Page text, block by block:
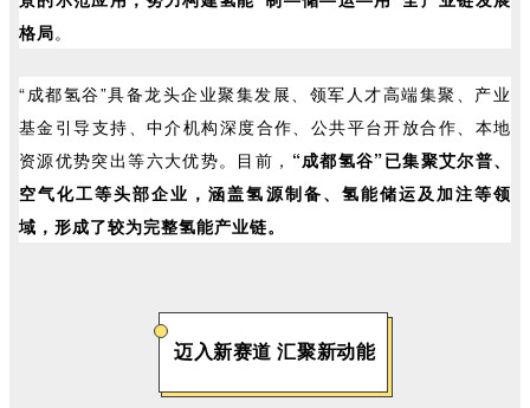
格局。
“成都氢谷”具备龙头企业聚集发展、领军人才高端集聚、产业
基金引导支持、中介机构深度合作、公共平台开放合作、本地
资源优势突出等六大优势。目前， “成都氢谷”已集聚艾尔普、
空气化工等头部企业，涵盖氢源制备、氢能储运及加注等领
域，形成了较为完整氢能产业链。
迈入新赛道 汇聚新动能